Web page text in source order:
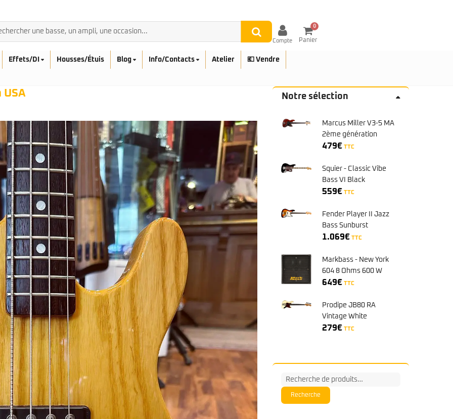
Compte
0
Panier
Rickenbacker
Sadowsky
Sandberg
Squier
Affinity
Serie Mini
Classic Vibe Jazz Bass
Classic Vibe Precision
Classic Vibe Jaguar
Classic Vibe Mustang
Classic Vibe Telecaster
Paranormal
Sterling by Music Man
Série Stingray Short Scale
Serie Stingray Ray2 Intro Series
Serie Stingray Ray4/5
Serie Stingray Ray24/25
Serie Stingray Ray34/35
Warwick / Rockbass
Yamaha
Serie BB
Serie TRB
Serie TRBX
BASSES ACOUSTIQUES
Breedlove
Fender
Furch
Guild
Sigma
Takamine
BASSES UKULÉLÉS
Cordoba
Fender
Kala
Ortega
Effets/DI Housses/Étuis Blog Info/Contacts Atelier 💶 Vendre
USA Notre sélection
Marcus Miller V3-5 MA
2ème génération
479€ TTC
Squier - Classic Vibe
Bass VI Black
559€ TTC
Fender Player II Jazz
Bass Sunburst
Rosewood
1.069€ TTC
Markbass - New York
604 8 Ohms 600 W
649€ TTC
Prodipe JB80 RA
Vintage White
279€ TTC
Recherche
pour :
Recherche